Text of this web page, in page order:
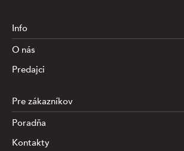
Info
O nás
Predajci
Pre zákazníkov
Poradňa
Kontakty